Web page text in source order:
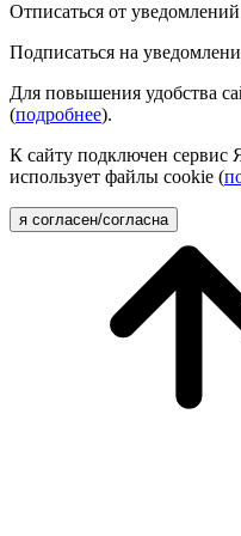
Отписаться от уведомлений
Подписаться на
Для повышения удобства
(подробнее).
К сайту подключен сервис
использует файлы cookie (
я согласен/согласна